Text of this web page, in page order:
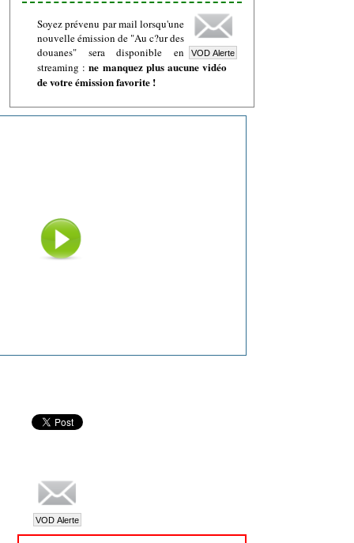
Soyez prévenu par mail lorsqu'une
nouvelle émission de "Au c?ur des
douanes" sera disponible en
streaming :ne manquez plus aucune vidéo
de votre émission favorite !